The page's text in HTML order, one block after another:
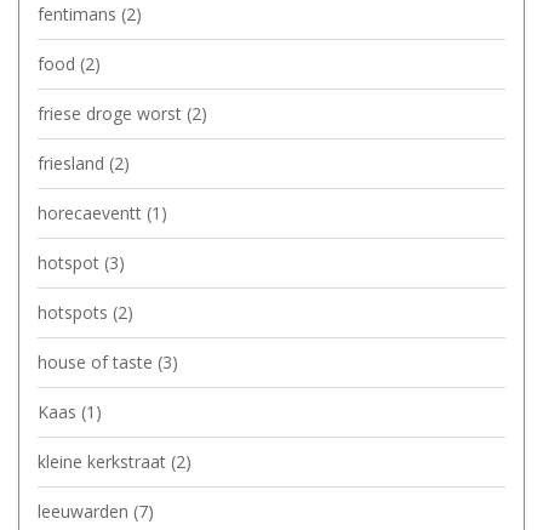
fentimans (2)
food (2)
friese droge worst (2)
friesland (2)
horecaeventt (1)
hotspot (3)
hotspots (2)
house of taste (3)
Kaas (1)
kleine kerkstraat (2)
leeuwarden (7)